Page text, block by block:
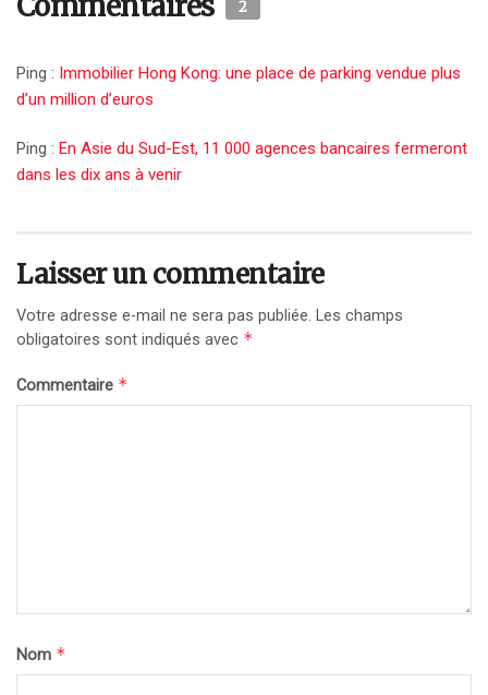
2
Ping : Immobilier Hong Kong: une place de parking vendue plus
d’un million d’euros
Ping : En Asie du Sud-Est, 11 000 agences bancaires fermeront
dans les dix ans à venir
Laisser un commentaire
Votre adresse e-mail ne sera pas publiée. Les champs
obligatoires sont indiqués avec *
Commentaire *
Nom *